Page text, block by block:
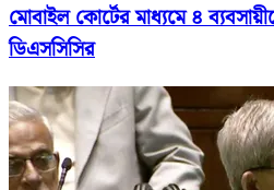
মোবাইল কোর্টের মাধ্যমে ৪
ডিএসসিসির